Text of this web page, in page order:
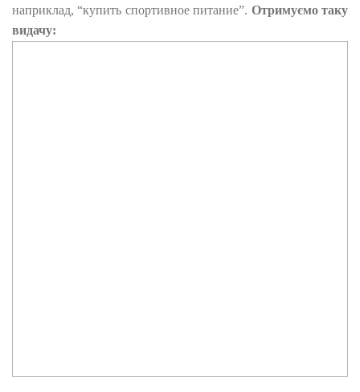
наприклад, “купить спортивное питание”. Отримуємо таку
видачу: